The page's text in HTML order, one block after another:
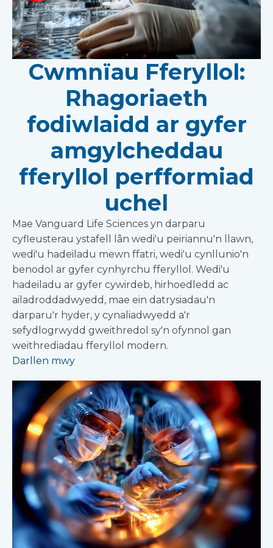
Cwmnïau Fferyllol:
Rhagoriaeth
fodiwlaidd ar gyfer
amgylcheddau
fferyllol perfformiad
uchel
Mae Vanguard Life Sciences yn darparu
cyfleusterau ystafell lân wedi'u peiriannu'n llawn,
wedi'u hadeiladu mewn ffatri, wedi'u cynllunio'n
benodol ar gyfer cynhyrchu fferyllol. Wedi'u
hadeiladu ar gyfer cywirdeb, hirhoedledd ac
ailadroddadwyedd, mae ein datrysiadau'n
darparu'r hyder, y cynaliadwyedd a'r
sefydlogrwydd gweithredol sy'n ofynnol gan
weithrediadau fferyllol modern.
Darllen mwy